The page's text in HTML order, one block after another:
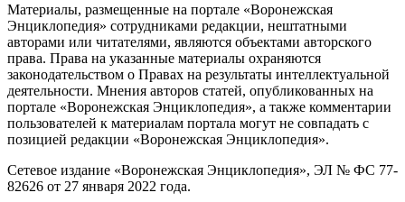
Материалы, размещенные на портале «Воронежская
Энциклопедия» сотрудниками редакции, нештатными
авторами или читателями, являются объектами авторского
права. Права на указанные материалы охраняются
законодательством о Правах на результаты интеллектуальной
деятельности. Мнения авторов статей, опубликованных на
портале «Воронежская Энциклопедия», а также комментарии
пользователей к материалам портала могут не совпадать с
позицией редакции «Воронежская Энциклопедия».
Сетевое издание «Воронежская Энциклопедия», ЭЛ № ФС 77-
82626 от 27 января 2022 года.